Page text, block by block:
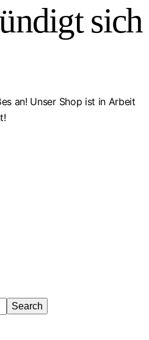
sich
an! Unser Shop ist in Arbeit
Search